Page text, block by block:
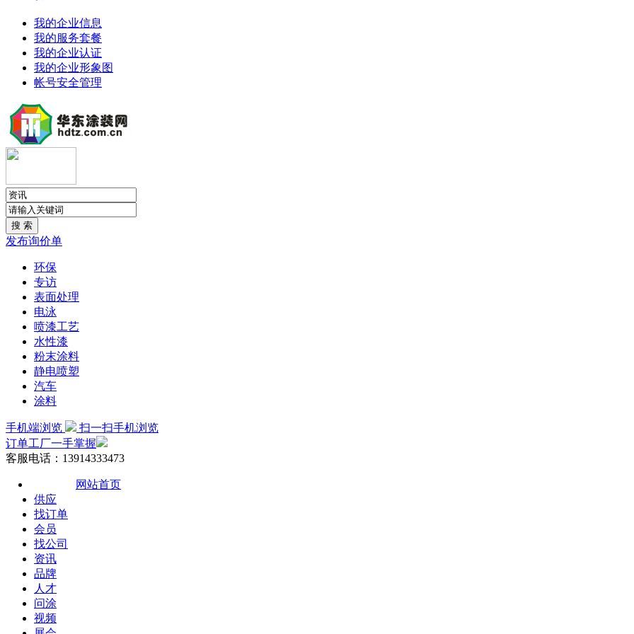
我的企业信息
我的服务套餐
我的企业认证
我的企业形象图
帐号安全管理
发布询价单
环保
专访
表面处理
电泳
喷漆工艺
水性漆
粉末涂料
静电喷塑
汽车
涂料
手机端浏览
扫一扫手机浏览
订单工厂一手掌握
客服电话：13914333473
网站首页
供应
找订单
会员
找公司
资讯
品牌
人才
问涂
视频